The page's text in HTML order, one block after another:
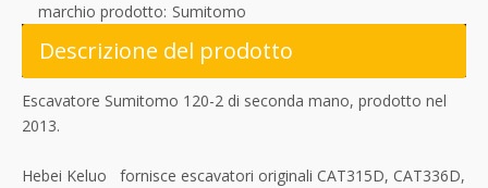
marchio prodotto: Sumitomo
Descrizione del prodotto
Escavatore Sumitomo 120-2 di seconda mano, prodotto nel
2013.
Hebei Keluo fornisce escavatori originali CAT315D, CAT336D,